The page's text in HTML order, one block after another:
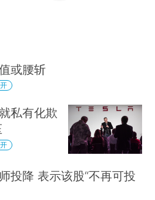
或腰斩
私有化欺
投降 表示该股“不再可投